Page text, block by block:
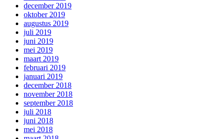
december 2019
oktober 2019
augustus 2019
juli 2019
juni 2019
mei 2019
maart 2019
februari 2019
januari 2019
december 2018
november 2018
september 2018
juli 2018
juni 2018
mei 2018